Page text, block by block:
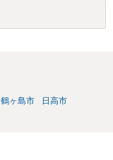
鶴ヶ島市
日高市